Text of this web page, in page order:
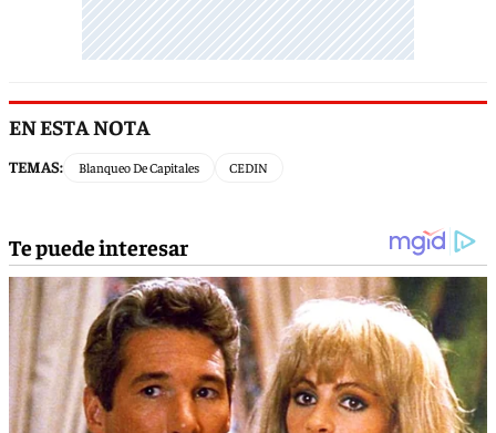
EN ESTA NOTA
TEMAS: Blanqueo De Capitales CEDIN